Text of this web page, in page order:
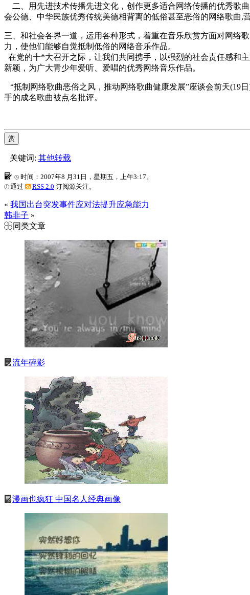
二、用先进技术传播先进文化，创作更多适合网络传播的优秀歌
会公德、中华民族优秀传统美德相背离的低俗甚至恶俗的网络歌曲,
三、和社会各界一道，运用各种形式，着重在音乐欣赏方面对网络
力，使他们能够自觉抵制低俗的网络音乐作品。
在党的十*大召开之际，让我们共同携手，以强烈的社会责任感和
新颖，为广大青少年爱听、爱唱的优秀网络音乐作品。
“抵制网络歌曲恶俗之风，推动网络歌曲健康发展”座谈会前天(19
手的成名歌曲被点名批评。
赏
关键词: 其他转载
时间：2007年8 月31日，星期五，上午3:17。
通过
RSS 2.0 订阅源关注。
« 我国出台突发事件应对法提升应急能力
韩非子 »
同类文章
流年碎影
漫画也疯狂 中国名人经典画像